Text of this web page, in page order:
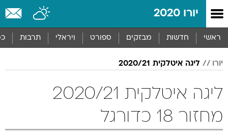
יורו 2020
ראשי חדשות מבזקים ספורט ויראלי תרבות
יורו ליגה איטלקית 2020/21
ליגה איטלקית 2020/21
מחזור 18 כדורגל